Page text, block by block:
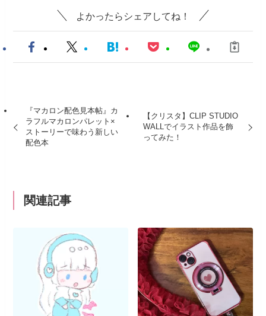
よかったらシェアしてね！
『マカロン配色見本帖』カ
ラフルマカロンパレット×
ストーリーで味わう新しい
配色本
【クリスタ】CLIP STUDIO
WALLでイラスト作品を飾
ってみた！
関連記事